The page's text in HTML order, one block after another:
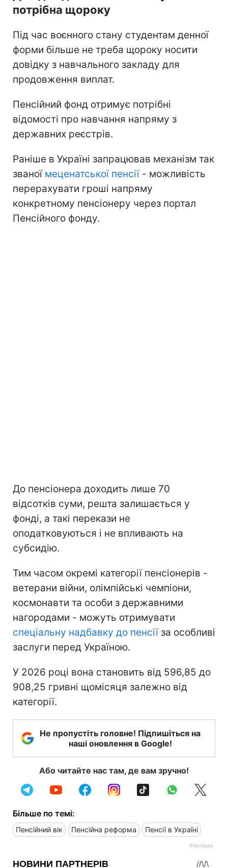
потрібна щороку
Під час воєнного стану студентам денної
форми більше не треба щороку носити
довідку з навчального закладу для
продовження виплат.
Пенсійний фонд отримує потрібні
відомості про навчання напряму з
державних реєстрів.
Раніше в Україні запрацював механізм так
званої меценатської пенсії- можливість
перерахувати гроші напряму
конкретному пенсіонеру через портал
Пенсійного фонду.
До пенсіонера доходить лише 70
відсотків суми, решта залишається у
фонді, а такі перекази не
оподатковуються і не впливають на
субсидію.
Тим часом окремі категорії пенсіонерів -
ветерани війни, олімпійські чемпіони,
космонавти та особи з державними
нагородами - можуть отримувати
спеціальну надбавку до пенсіїза особливі
заслуги перед Україною.
У 2026 році вона становить від 596,85 до
908,25 гривні щомісяця залежно від
категорії.
Не пропустіть головне! Підпишіться на
наші оновлення в Google!
Або читайте нас там, де вам зручно!
Більше по темі:
Пенсійний вік Пенсійна реформа Пенсії в Україні